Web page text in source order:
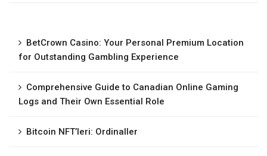
BetCrown Casino: Your Personal Premium Location
for Outstanding Gambling Experience
Comprehensive Guide to Canadian Online Gaming
Logs and Their Own Essential Role
Bitcoin NFT’leri: Ordinaller